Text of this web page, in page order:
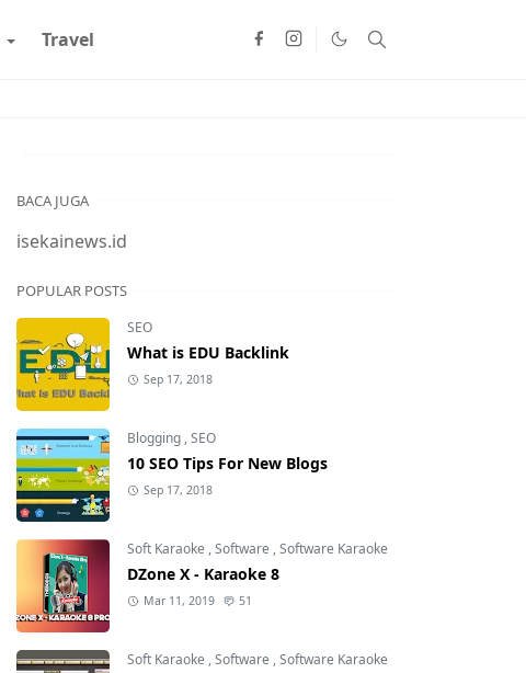
Travel
BACA JUGA
isekainews.id
POPULAR POSTS
SEO
What is EDU Backlink
Sep 17, 2018
Blogging ,SEO
10 SEO Tips For New Blogs
Sep 17, 2018
Soft Karaoke ,Software ,Software Karaoke
DZone X - Karaoke 8
Mar 11, 2019 51
Soft Karaoke ,Software ,Software Karaoke